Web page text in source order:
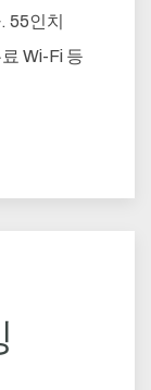
55인치
Wi-Fi 등